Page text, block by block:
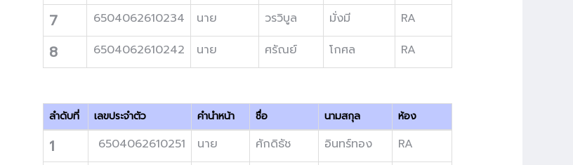
7 6504062610234 นาย วรวิบูล มั่งมี RA
8 6504062610242 นาย ศรัณย์ โกศล RA
ลำดับที่ เลขประจำตัว คำนำหน้า ชื่อ นามสกุล ห้อง
1 6504062610251 นาย ศักดิธัช อินทร์ทอง RA